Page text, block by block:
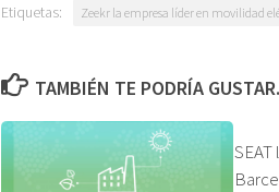
Etiquetas: Zeekr la empresa líder en movilidad
TAMBIÉN TE PODRÍA